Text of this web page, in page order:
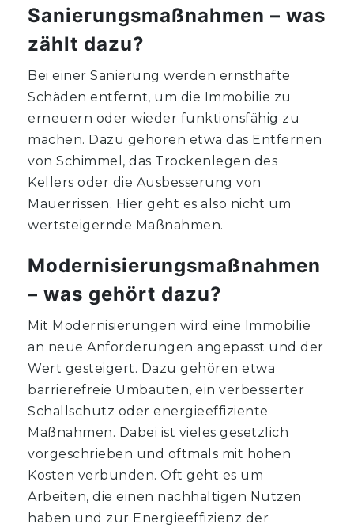
Sanierungsmaßnahmen – was
zählt dazu?
Bei einer Sanierung werden ernsthafte
Schäden entfernt, um die Immobilie zu
erneuern oder wieder funktionsfähig zu
machen. Dazu gehören etwa das Entfernen
von Schimmel, das Trockenlegen des
Kellers oder die Ausbesserung von
Mauerrissen. Hier geht es also nicht um
wertsteigernde Maßnahmen.
Modernisierungsmaßnahmen
– was gehört dazu?
Mit Modernisierungen wird eine Immobilie
an neue Anforderungen angepasst und der
Wert gesteigert. Dazu gehören etwa
barrierefreie Umbauten, ein verbesserter
Schallschutz oder energieeffiziente
Maßnahmen. Dabei ist vieles gesetzlich
vorgeschrieben und oftmals mit hohen
Kosten verbunden. Oft geht es um
Arbeiten, die einen nachhaltigen Nutzen
haben und zur Energieeffizienz der